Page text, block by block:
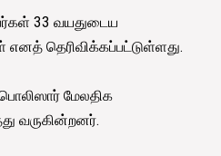
33 வயதுடைய
தெரிவிக்கப்பட்டுள்ளது.
மேலதிக
வருகின்றனர்.